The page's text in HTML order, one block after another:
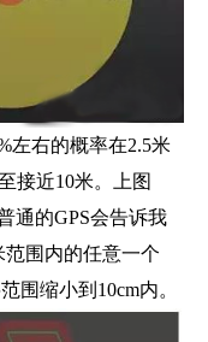
左右的概率在2.5米
接近10米。上图
通的GPS会告诉我
围内的任意一个
围缩小到10cm内。